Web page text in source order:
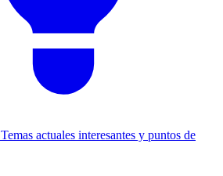
Temas actuales interesantes y puntos de